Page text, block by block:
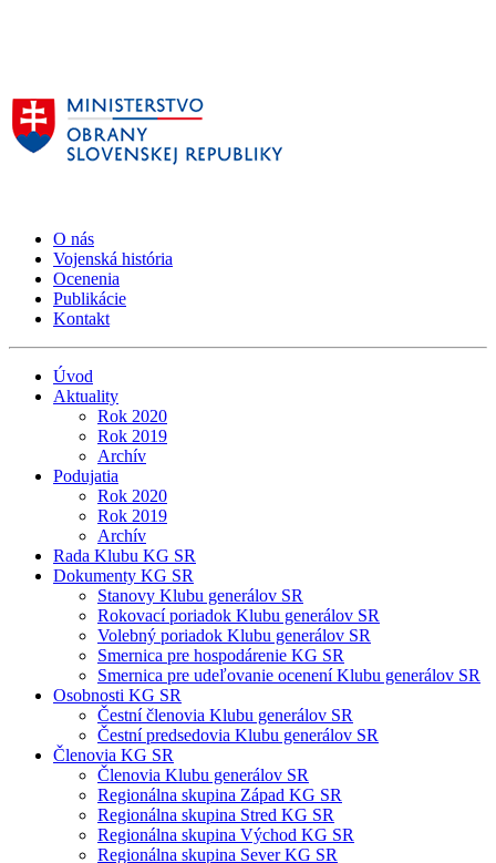
O nás
Vojenská história
Ocenenia
Publikácie
Kontakt
Úvod
Aktuality
Rok 2020
Rok 2019
Archív
Podujatia
Rok 2020
Rok 2019
Archív
Rada Klubu KG SR
Dokumenty KG SR
Stanovy Klubu generálov SR
Rokovací poriadok Klubu generálov SR
Volebný poriadok Klubu generálov SR
Smernica pre hospodárenie KG SR
Smernica pre udeľovanie ocenení Klubu generálov SR
Osobnosti KG SR
Čestní členovia Klubu generálov SR
Čestní predsedovia Klubu generálov SR
Členovia KG SR
Členovia Klubu generálov SR
Regionálna skupina Západ KG SR
Regionálna skupina Stred KG SR
Regionálna skupina Východ KG SR
Regionálna skupina Sever KG SR